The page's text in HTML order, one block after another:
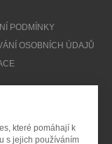
PODMÍNKY
OSOBNÍCH ÚDAJŮ
které pomáhají k
s jejich používáním